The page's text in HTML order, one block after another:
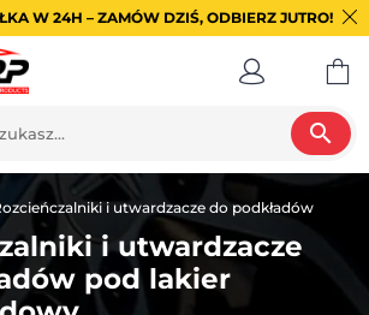
W 24H – ZAMÓW DZIŚ, ODBIERZ JUTRO!
search
i utwardzacze do podkładów
i utwardzacze
pod lakier